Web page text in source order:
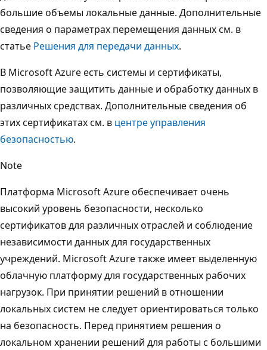
большие объемы локальные данные. Дополнительные
сведения о параметрах перемещения данных см. в
статье Решения для передачи данных.
В Microsoft Azure есть системы и сертификаты,
позволяющие защитить данные и обработку данных в
различных средствах. Дополнительные сведения об
этих сертификатах см. в центре управления
безопасностью.
Note
Платформа Microsoft Azure обеспечивает очень
высокий уровень безопасности, несколько
сертификатов для различных отраслей и соблюдение
независимости данных для государственных
учреждений. Microsoft Azure также имеет выделенную
облачную платформу для государственных рабочих
нагрузок. При принятии решений в отношении
локальных систем не следует ориентироваться только
на безопасность. Перед принятием решения о
локальном хранении решений для работы с большими